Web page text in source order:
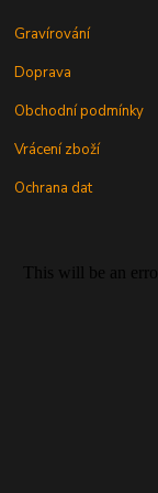
Gravírování
Doprava
Obchodní podmínky
Vrácení zboží
Ochrana dat